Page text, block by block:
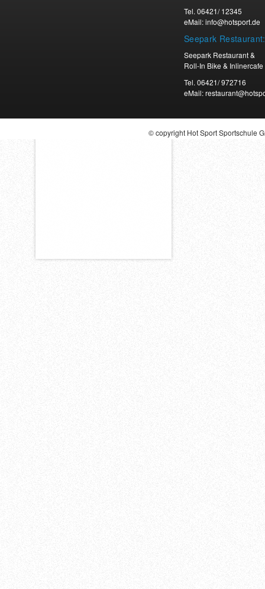
Tel. 06421/ 12345
eMail: info@hotsport.de
Seepark Restaurant:
Seepark Restaurant &
Roll-In Bike & Inlinercafe
Tel. 06421/ 972716
eMail:
© copyright Hot Sport Sportschule